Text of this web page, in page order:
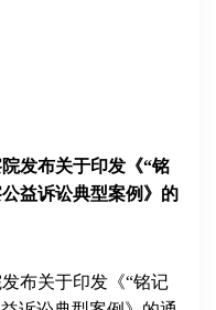
发布关于印发《“铭
益诉讼典型案例》的
布关于印发《“铭记